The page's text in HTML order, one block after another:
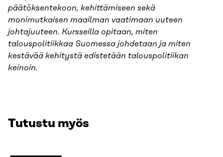
päätöksentekoon, kehittämiseen sekä
monimutkaisen maailman vaatimaan uuteen
johtajuuteen. Kursseilla opitaan, miten
talouspolitiikkaa Suomessa johdetaan ja miten
kestävää kehitystä edistetään talouspolitiikan
keinoin.
Tutustu myös